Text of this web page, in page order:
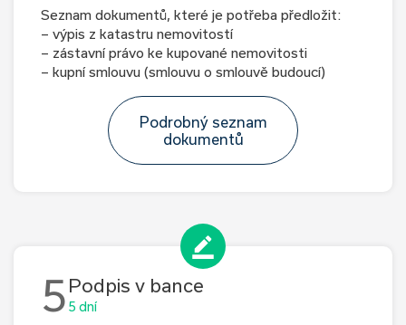
Seznam dokumentů, které je potřeba předložit:
– výpis z katastru nemovitostí
– zástavní právo ke kupované nemovitosti
– kupní smlouvu (smlouvu o smlouvě budoucí)
Podrobný seznam
dokumentů
5 Podpis v bance
5 dní